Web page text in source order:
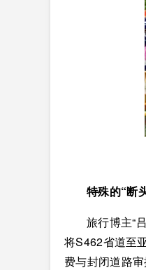
特殊的“断
旅行博主“
将S462省道至
费与封闭道路审